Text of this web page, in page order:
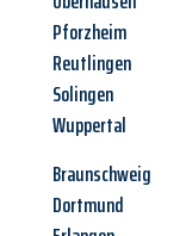
Pforzheim
Reutlingen
Solingen
Wuppertal
Braunschweig
Dortmund